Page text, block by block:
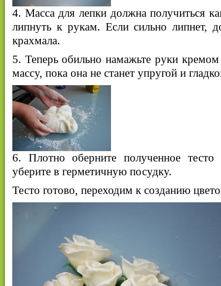
4. Масса для лепки должна получиться
липнуть к рукам. Если сильно липнет,
крахмала.
5. Теперь обильно намажьте руки
массу, пока она не станет упругой и
6. Плотно оберните полученное
уберите в герметичную посудку.
Тесто готово, переходим к созданию